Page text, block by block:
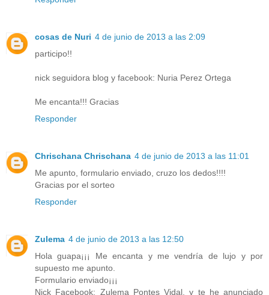
cosas de Nuri 4 de junio de 2013 a las 2:09
participo!!
nick seguidora blog y facebook: Nuria Perez Ortega
Me encanta!!! Gracias
Responder
Chrischana Chrischana 4 de junio de 2013 a las 11:01
Me apunto, formulario enviado, cruzo los dedos!!!!
Gracias por el sorteo
Responder
Zulema 4 de junio de 2013 a las 12:50
Hola guapa¡¡¡ Me encanta y me vendría de lujo y por
supuesto me apunto.
Formulario enviado¡¡¡
Nick Facebook: Zulema Pontes Vidal, y te he anunciado